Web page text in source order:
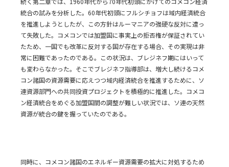
統合の試みを分析した。60年代初頭にフルシチョフは域内経済統合
を推進しようとしたが、この方針はルーマニアの強硬な反対に遭っ
て失敗した。コメコンでは加盟国に事実上の拒否権が保証されてい
たため、一国でも改革に反対する国が存在する場合、その実現は非
常に困難であったのである。この状況は、ブレジネフ期にはいって
も変わらなかった。そこでブレジネフ指導部は、増大し続けるコメ
コン諸国の資源需要に応えつつ域内経済統合を推進するために、ソ
連資源部門への共同投資プロジェクトを積極的に推進した。コメコ
ン経済統合をめぐる加盟国間の調整が難しい状況では、ソ連の天然
資源が統合の鍵を握っていたのである。
同時に、コメコン諸国のエネルギー資源需要の拡大に対処するため